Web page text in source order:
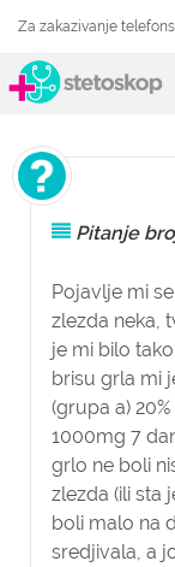
Za zakazivanje
Pitanje
Pojavlje mi
zlezda neka,
je mi bilo
brisu grla mi
(grupa a)
1000mg 7
grlo ne boli
zlezda (ili sta
boli malo na
sredjivala, a